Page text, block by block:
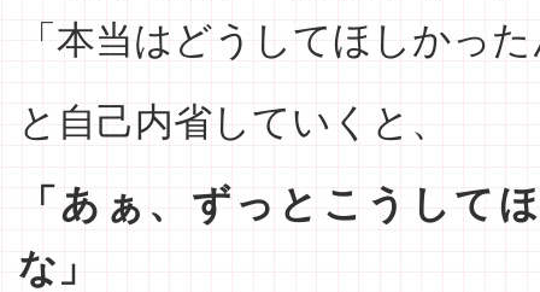
「本当はどうしてほしかっ
と自己内省していくと、
「あぁ、ずっとこうして
な」